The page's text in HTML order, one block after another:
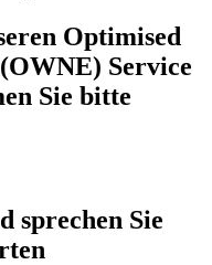
Optimised
Service
Sie bitte
sprechen Sie